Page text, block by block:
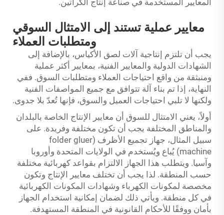
المعايير المستخدمة في صناعة إنتاج الكراتين.
معايير عملية تستند إلى الامتثال السوقي
ومتطلبات العملاء
يجب أن تلتزم إنتاجية آلات لصق الأكياس، بالإضافة إلى
الشهادات الدولية والمعايير الفنية، بمعايير أكثر عملية
ومنبثقة من واقع احتياجات العملاء ومتطلبات السوق. ففي
النهاية، إذا تم بناء آلة تتوافق مع جميع المواصفات الفنية
ولكنها لا تلبي احتياجات العميل والسوق، فإنها تُعدّ بلا جدوى.
أولاً، يعني الامتثال للسوق أن معايير الإنتاج الخاصة بالبلدان
والمناطق المختلفة يجب أن تكون مختلفة وفريدة. على
سبيل المثال، جهاز تجميع الأظرف (folder gluer
machine) يُباع ويُستخدم في الولايات المتحدة وأوروبا
وآسيا. ويتطلب هذا الجهاز الالتزام بقواعد كهربائية مختلفة
حسب المنطقة. لذا يجب أن تختلف معايير الإنتاج وتكون
مخصصة لمكونات الكهرباء وشهادات المكونات الكهربائية
في كل منطقة. ويأتي ذلك لضمان إمكانية استخدام الجهاز
بأمان ووفقًا للأحكام القانونية في المنطقة المستهدفة.